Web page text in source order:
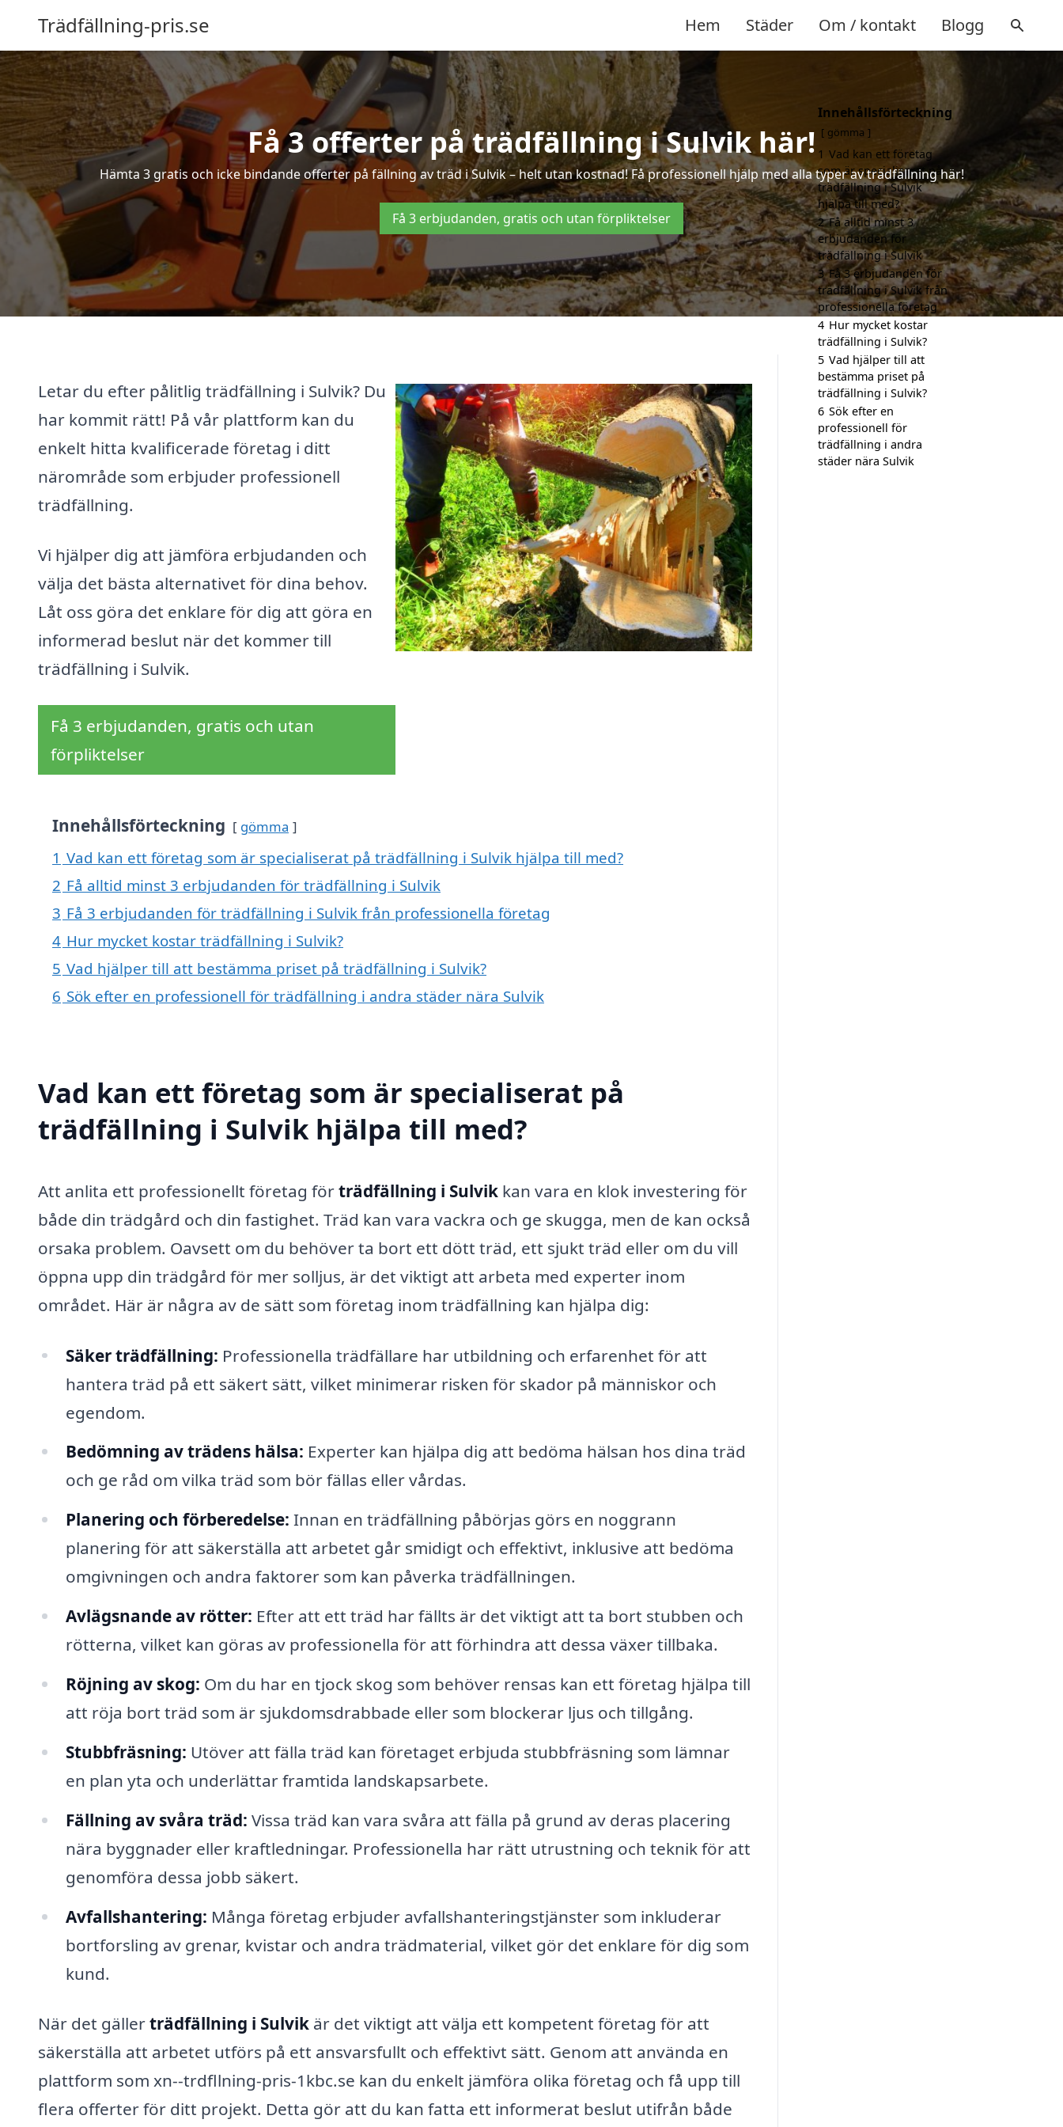
Trädfällning-pris.se Hem Städer Om / kontakt Blogg
Få 3 offerter på trädfällning i Sulvik här!
Hämta 3 gratis och icke bindande offerter på fällning av träd i Sulvik – helt utan kostnad! Få professionell hjälp med alla typer av trädfällning här!
Få 3 erbjudanden, gratis och utan förpliktelser
Letar du efter pålitlig trädfällning i Sulvik? Du
har kommit rätt! På vår plattform kan du
enkelt hitta kvalificerade företag i ditt
närområde som erbjuder professionell
trädfällning.
Vi hjälper dig att jämföra erbjudanden och
välja det bästa alternativet för dina behov.
Låt oss göra det enklare för dig att göra en
informerad beslut när det kommer till
trädfällning i Sulvik.
Få 3 erbjudanden, gratis och utan
förpliktelser
Innehållsförteckning gömma
1 Vad kan ett företag som är specialiserat på trädfällning i Sulvik hjälpa till med?
2 Få alltid minst 3 erbjudanden för trädfällning i Sulvik
3 Få 3 erbjudanden för trädfällning i Sulvik från professionella företag
4 Hur mycket kostar trädfällning i Sulvik?
5 Vad hjälper till att bestämma priset på trädfällning i Sulvik?
6 Sök efter en professionell för trädfällning i andra städer nära Sulvik
Vad kan ett företag som är specialiserat på
trädfällning i Sulvik hjälpa till med?
Att anlita ett professionellt företag förträdfällning i Sulvik kan vara en klok investering för
både din trädgård och din fastighet. Träd kan vara vackra och ge skugga, men de kan också
orsaka problem. Oavsett om du behöver ta bort ett dött träd, ett sjukt träd eller om du vill
öppna upp din trädgård för mer solljus, är det viktigt att arbeta med experter inom
området. Här är några av de sätt som företag inom trädfällning kan hjälpa dig:
Säker trädfällning: Professionella trädfällare har utbildning och erfarenhet för att
hantera träd på ett säkert sätt, vilket minimerar risken för skador på människor och
egendom.
Bedömning av trädens hälsa: Experter kan hjälpa dig att bedöma hälsan hos dina träd
och ge råd om vilka träd som bör fällas eller vårdas.
Planering och förberedelse: Innan en trädfällning påbörjas görs en noggrann
planering för att säkerställa att arbetet går smidigt och effektivt, inklusive att bedöma
omgivningen och andra faktorer som kan påverka trädfällningen.
Avlägsnande av rötter: Efter att ett träd har fällts är det viktigt att ta bort stubben och
rötterna, vilket kan göras av professionella för att förhindra att dessa växer tillbaka.
Röjning av skog: Om du har en tjock skog som behöver rensas kan ett företag hjälpa till
att röja bort träd som är sjukdomsdrabbade eller som blockerar ljus och tillgång.
Stubbfräsning: Utöver att fälla träd kan företaget erbjuda stubbfräsning som lämnar
en plan yta och underlättar framtida landskapsarbete.
Fällning av svåra träd: Vissa träd kan vara svåra att fälla på grund av deras placering
nära byggnader eller kraftledningar. Professionella har rätt utrustning och teknik för att
genomföra dessa jobb säkert.
Avfallshantering: Många företag erbjuder avfallshanteringstjänster som inkluderar
bortforsling av grenar, kvistar och andra trädmaterial, vilket gör det enklare för dig som
kund.
När det gällerträdfällning i Sulvik är det viktigt att välja ett kompetent företag för att
säkerställa att arbetet utförs på ett ansvarsfullt och effektivt sätt. Genom att använda en
plattform som xn--trdfllning-pris-1kbc.se kan du enkelt jämföra olika företag och få upp till
flera offerter för ditt projekt. Detta gör att du kan fatta ett informerat beslut utifrån både
Innehållsförteckning
gömma
1 Vad kan ett företag
som är specialiserat på
trädfällning i Sulvik
hjälpa till med?
2 Få alltid minst 3
erbjudanden för
trädfällning i Sulvik
3 Få 3 erbjudanden för
trädfällning i Sulvik från
professionella företag
4 Hur mycket kostar
trädfällning i Sulvik?
5 Vad hjälper till att
bestämma priset på
trädfällning i Sulvik?
6 Sök efter en
professionell för
trädfällning i andra
städer nära Sulvik